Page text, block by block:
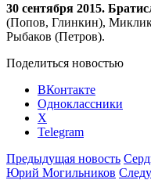
30 сентября 2015.
(Попов, Глинкин),
Рыбаков (Петров).
Поделиться новостью
ВКонтакте
Одноклассники
X
Telegram
Предыдущая новость
Юрий Могильников